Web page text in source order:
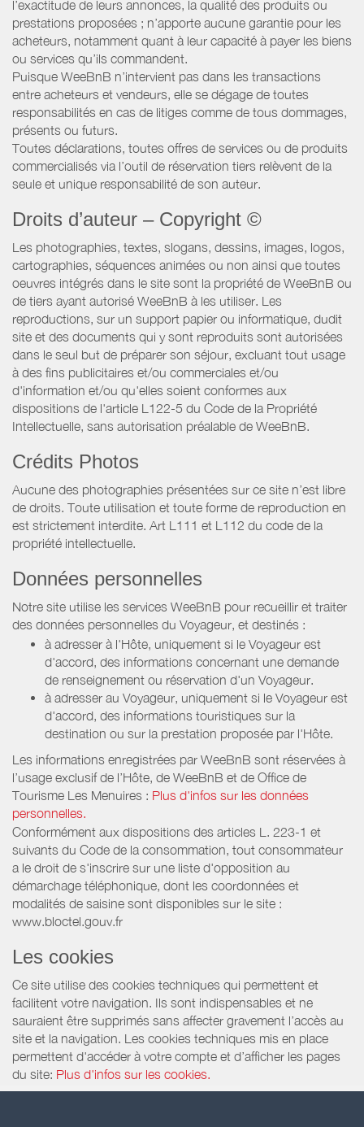
l’exactitude de leurs annonces, la qualité des produits ou
prestations proposées ; n’apporte aucune garantie pour les
acheteurs, notamment quant à leur capacité à payer les biens
ou services qu’ils commandent.
Puisque WeeBnB n’intervient pas dans les transactions
entre acheteurs et vendeurs, elle se dégage de toutes
responsabilités en cas de litiges comme de tous dommages,
présents ou futurs.
Toutes déclarations, toutes offres de services ou de produits
commercialisés via l’outil de réservation tiers relèvent de la
seule et unique responsabilité de son auteur.
Droits d’auteur – Copyright ©
Les photographies, textes, slogans, dessins, images, logos,
cartographies, séquences animées ou non ainsi que toutes
oeuvres intégrés dans le site sont la propriété de WeeBnB ou
de tiers ayant autorisé WeeBnB à les utiliser. Les
reproductions, sur un support papier ou informatique, dudit
site et des documents qui y sont reproduits sont autorisées
dans le seul but de préparer son séjour, excluant tout usage
à des fins publicitaires et/ou commerciales et/ou
d'information et/ou qu'elles soient conformes aux
dispositions de l'article L122-5 du Code de la Propriété
Intellectuelle, sans autorisation préalable de WeeBnB.
Crédits Photos
Aucune des photographies présentées sur ce site n’est libre
de droits. Toute utilisation et toute forme de reproduction en
est strictement interdite. Art L111 et L112 du code de la
propriété intellectuelle.
Données personnelles
Notre site utilise les services WeeBnB pour recueillir et traiter
des données personnelles du Voyageur, et destinés :
à adresser à l'Hôte, uniquement si le Voyageur est
d'accord, des informations concernant une demande
de renseignement ou réservation d'un Voyageur.
à adresser au Voyageur, uniquement si le Voyageur est
d'accord, des informations touristiques sur la
destination ou sur la prestation proposée par l'Hôte.
Les informations enregistrées par WeeBnB sont réservées à
l’usage exclusif de l’Hôte, de WeeBnB et de Office de
Tourisme Les Menuires : Plus d'infos sur les données
personnelles.
Conformément aux dispositions des articles L. 223-1 et
suivants du Code de la consommation, tout consommateur
a le droit de s'inscrire sur une liste d'opposition au
démarchage téléphonique, dont les coordonnées et
modalités de saisine sont disponibles sur le site :
www.bloctel.gouv.fr
Les cookies
Ce site utilise des cookies techniques qui permettent et
facilitent votre navigation. Ils sont indispensables et ne
sauraient être supprimés sans affecter gravement l’accès au
site et la navigation. Les cookies techniques mis en place
permettent d'accéder à votre compte et d’afficher les pages
du site: Plus d'infos sur les cookies.